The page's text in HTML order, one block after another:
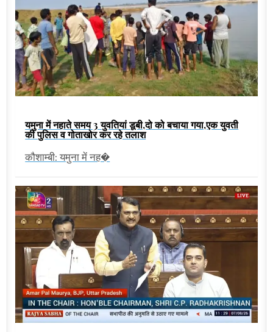
यमुना में नहाते समय 3 युवतियां डूबी,दो को बचाया गया,एक युवती
की पुलिस व गोताखोर कर रहे तलाश
कौशाम्बी: यमुना में नह�